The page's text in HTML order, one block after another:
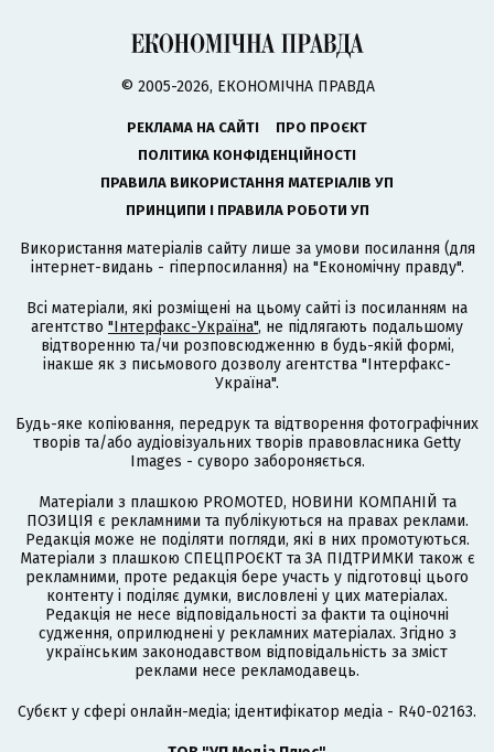
© 2005-2026, ЕКОНОМІЧНА ПРАВДА
РЕКЛАМА НА САЙТІ
ПРО ПРОЄКТ
ПОЛІТИКА КОНФІДЕНЦІЙНОСТІ
ПРАВИЛА ВИКОРИСТАННЯ МАТЕРІАЛІВ УП
ПРИНЦИПИ І ПРАВИЛА РОБОТИ УП
Використання матеріалів сайту лише за умови посилання (для
інтернет-видань - гіперпосилання) на "Економічну правду".
Всі матеріали, які розміщені на цьому сайті із посиланням на
агентство "Інтерфакс-Україна", не підлягають подальшому
відтворенню та/чи розповсюдженню в будь-якій формі,
інакше як з письмового дозволу агентства "Інтерфакс-
Україна".
Будь-яке копіювання, передрук та відтворення фотографічних
творів та/або аудіовізуальних творів правовласника Getty
Images - суворо забороняється.
Матеріали з плашкою PROMOTED, НОВИНИ КОМПАНІЙ та
ПОЗИЦІЯ є рекламними та публікуються на правах реклами.
Редакція може не поділяти погляди, які в них промотуються.
Матеріали з плашкою СПЕЦПРОЄКТ та ЗА ПІДТРИМКИ також є
рекламними, проте редакція бере участь у підготовці цього
контенту і поділяє думки, висловлені у цих матеріалах.
Редакція не несе відповідальності за факти та оціночні
судження, оприлюднені у рекламних матеріалах. Згідно з
українським законодавством відповідальність за зміст
реклами несе рекламодавець.
Cубєкт у сфері онлайн-медіа; ідентифікатор медіа - R40-02163.